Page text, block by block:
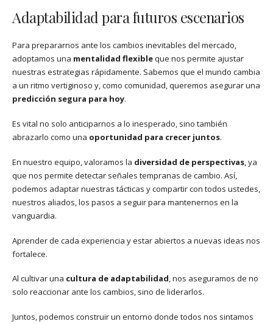
Adaptabilidad para futuros escenarios
Para prepararnos ante los cambios inevitables del mercado,
adoptamos una mentalidad flexibleque nos permite ajustar
nuestras estrategias rápidamente. Sabemos que el mundo cambia
a un ritmo vertiginoso y, como comunidad, queremos asegurar una
predicción segura para hoy.
Es vital no solo anticiparnos a lo inesperado, sino también
abrazarlo como una oportunidad para crecer juntos.
En nuestro equipo, valoramos la diversidad de perspectivas, ya
que nos permite detectar señales tempranas de cambio. Así,
podemos adaptar nuestras tácticas y compartir con todos ustedes,
nuestros aliados, los pasos a seguir para mantenernos en la
vanguardia.
Aprender de cada experiencia y estar abiertos a nuevas ideas nos
fortalece.
Al cultivar una cultura de adaptabilidad, nos aseguramos de no
solo reaccionar ante los cambios, sino de liderarlos.
Juntos, podemos construir un entorno donde todos nos sintamos